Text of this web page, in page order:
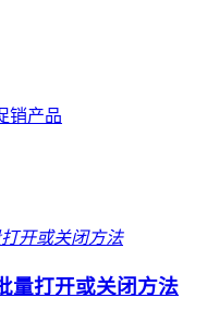
销产品
量打开或关闭方法